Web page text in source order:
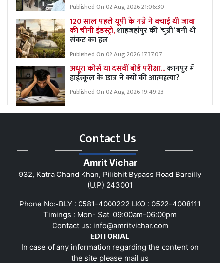
Published On 02 Aug 2026 21:06:30
120 साल पहले यूपी के गन्ने ने बचाई थी जावा
की चीनी इंडस्ट्री,शाहजहांपुर की ‘चुन्नी’ बनी थी
संकट का हल
Published On 02 Aug 2026 17:37:07
अधूरा कोर्स या दसवीं बोर्ड परीक्षा...कानपुर में
हाईस्कूल के छात्र ने क्यों की आत्महत्या?
Published On 02 Aug 2026 19:49:23
Contact Us
Amrit Vichar
932, Katra Chand Khan, Pilibhit Bypass Road Bareilly
(U.P) 243001
Phone No:-BLY : 0581-4000222 LKO : 0522-4008111
Timings : Mon- Sat, 09:00am-06:00pm
Contact us: info@amritvichar.com
EDITORIAL
In case of any information regarding the content on
the site please mail us